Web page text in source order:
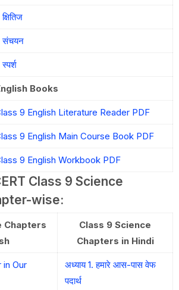
संचयन
Books
9 English Literature Reader PDF
9 English Main Course Book PDF
9 English Workbook PDF
Class 9 Science
wise:
Chapters
Class 9 Science
Chapters in Hindi
in Our
अध्याय 1. हमारे आस-पास वेफ
पदार्थ